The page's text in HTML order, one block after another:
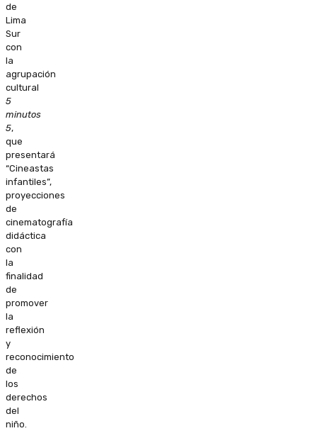
de
Lima
Sur
con
la
agrupación
cultural
5
minutos
5,
que
presentará
“Cineastas
infantiles”,
proyecciones
de
cinematografía
didáctica
con
la
finalidad
de
promover
la
reflexión
y
reconocimiento
de
los
derechos
del
niño.